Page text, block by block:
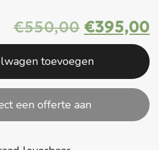
€550,00
prijs
was:
€550,00.
€395,00
is:
toevoegen
een offerte aan